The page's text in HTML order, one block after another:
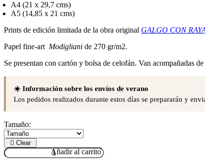
A4 (21 x 29,7 cms)
A5 (14,85 x 21 cms)
Prints de edición limitada de la obra original GALGO CON
Papel fine-art Modigliani de 270 gr/m2.
Se presentan con cartón y bolsa de celofán. Van acompañadas
☀️ Información sobre los envíos de verano
Los pedidos realizados durante estos días se prepararán y
Tamaño:
Clear
Añadir al carrito